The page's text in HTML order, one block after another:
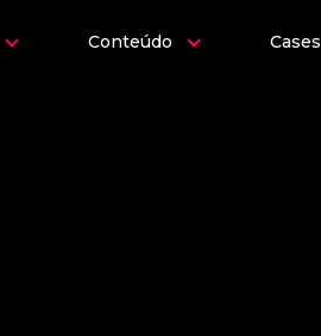
Conteúdo Cases